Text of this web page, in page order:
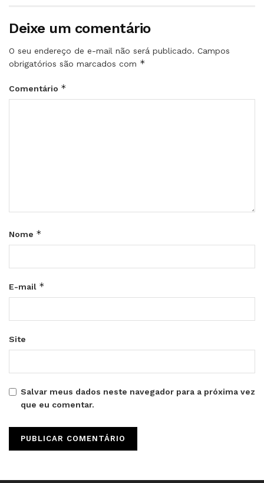
Deixe um comentário
O seu endereço de e-mail não será publicado. Campos
obrigatórios são marcados com *
Comentário *
Nome *
E-mail *
Site
Salvar meus dados neste navegador para a próxima vez
que eu comentar.